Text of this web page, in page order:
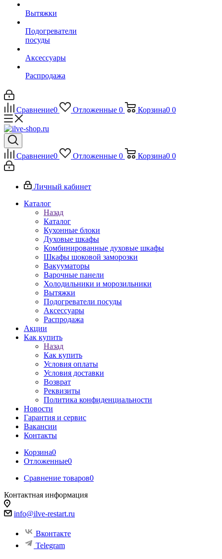
Вытяжки
Подогреватели
посуды
Аксессуары
Распродажа
Сравнение0 Отложенные 0 Корзина0 0
Сравнение0 Отложенные 0 Корзина0 0
Личный кабинет
Каталог
Назад
Каталог
Кухонные блоки
Духовые шкафы
Комбинированные духовые шкафы
Шкафы шоковой заморозки
Вакууматоры
Варочные панели
Холодильники и морозильники
Вытяжки
Подогреватели посуды
Аксессуары
Распродажа
Акции
Как купить
Назад
Как купить
Условия оплаты
Условия доставки
Возврат
Реквизиты
Политика конфиденциальности
Новости
Гарантия и сервис
Вакансии
Контакты
Корзина0
Отложенные0
Сравнение товаров0
Контактная информация
info@ilve-restart.ru
Вконтакте
Telegram